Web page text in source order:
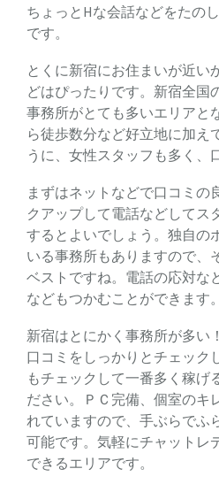
ちょっとHな会話などをたの
です。
とくに新宿にお住まいが近い
どはぴったりです。新宿全国
事務所がとても多いエリアと
ら徒歩数分など好立地に加え
うに、女性スタッフも多く、
まずはネットなどで口コミの
クアップして電話などしてス
するとよいでしょう。独自の
いる事務所もありますので、
ベストですね。電話の応対な
などもつかむことができます。
新宿はとにかく事務所が多い
口コミをしっかりとチェック
もチェックして一番多く稼げ
ださい。ＰＣ完備、個室のキ
れていますので、手ぶらでふ
可能です。気軽にチャットレ
できるエリアです。